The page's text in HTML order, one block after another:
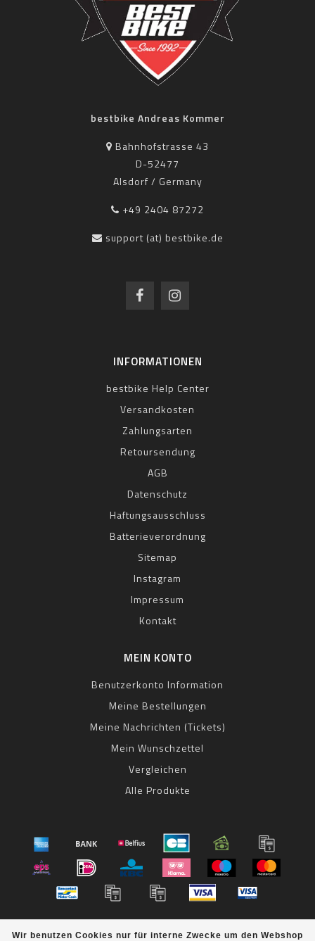
Wir benutzen Cookies nur für interne Zwecke um den Webshop
bestbike Andreas Kommer
Bahnhofstrasse 43
D-52477
Alsdorf / Germany
+49 2404 87272
support (at) bestbike.de
INFORMATIONEN
bestbike Help Center
Versandkosten
Zahlungsarten
Retoursendung
AGB
Datenschutz
Haftungsausschluss
Batterieverordnung
Sitemap
Instagram
Impressum
Kontakt
MEIN KONTO
Benutzerkonto Information
Meine Bestellungen
Meine Nachrichten (Tickets)
Mein Wunschzettel
Vergleichen
Alle Produkte
© Copyright 2026 bestbike RADSPORT Andreas Kommer -